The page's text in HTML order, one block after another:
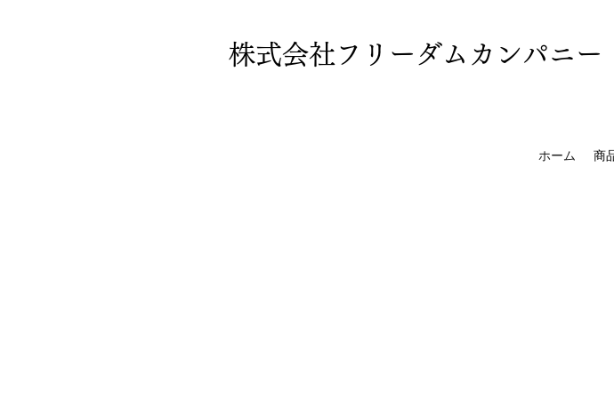
株式会社フリーダムカンパニー
ホーム 商